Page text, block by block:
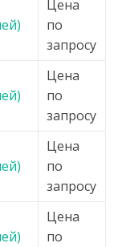
Цена
по
запросу
Цена
по
запросу
Цена
по
запросу
Цена
по